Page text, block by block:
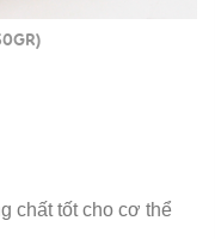
chất tốt cho cơ thể